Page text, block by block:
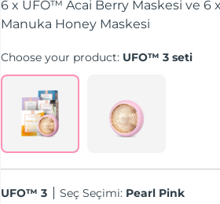
6 x UFO™ Acai Berry Maskesi ve 6
Manuka Honey Maskesi
Choose your product: UFO™ 3 seti
UFO™ 3 Seç Seçimi: Pearl Pink